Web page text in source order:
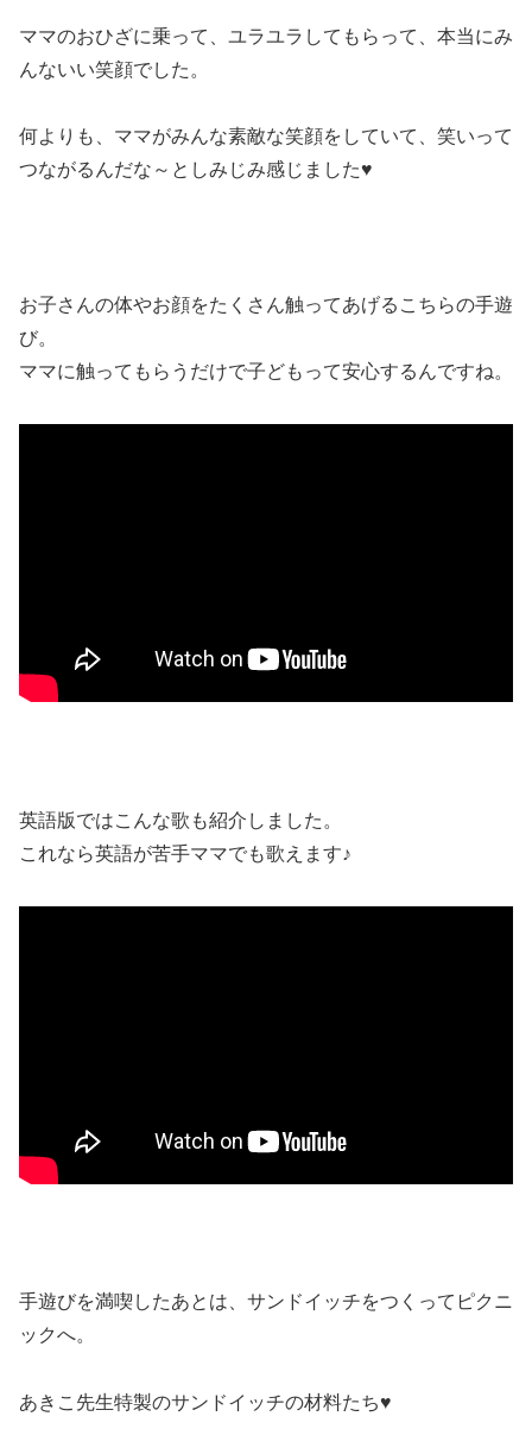
ママのおひざに乗って、ユラユラしてもらって、本当にみ
んないい笑顔でした。
何よりも、ママがみんな素敵な笑顔をしていて、笑いって
つながるんだな～としみじみ感じました♥
お子さんの体やお顔をたくさん触ってあげるこちらの手遊
び。
ママに触ってもらうだけで子どもって安心するんですね。
英語版ではこんな歌も紹介しました。
これなら英語が苦手ママでも歌えます♪
手遊びを満喫したあとは、サンドイッチをつくってピクニ
ックへ。
あきこ先生特製のサンドイッチの材料たち♥